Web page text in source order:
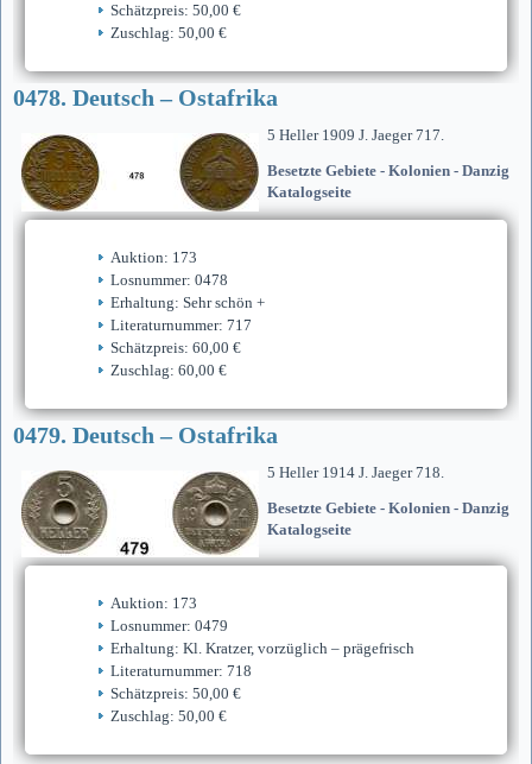
Schätzpreis: 50,00 €
Zuschlag: 50,00 €
0478. Deutsch – Ostafrika
5 Heller 1909 J. Jaeger 717.
Besetzte Gebiete - Kolonien - Danzig
Katalogseite
Auktion: 173
Losnummer: 0478
Erhaltung: Sehr schön +
Literaturnummer: 717
Schätzpreis: 60,00 €
Zuschlag: 60,00 €
0479. Deutsch – Ostafrika
5 Heller 1914 J. Jaeger 718.
Besetzte Gebiete - Kolonien - Danzig
Katalogseite
Auktion: 173
Losnummer: 0479
Erhaltung: Kl. Kratzer, vorzüglich – prägefrisch
Literaturnummer: 718
Schätzpreis: 50,00 €
Zuschlag: 50,00 €